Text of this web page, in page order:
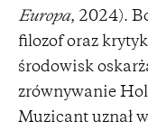
Europa, 2024).
filozof oraz
środowisk
zrównywanie
Muzicant uznał